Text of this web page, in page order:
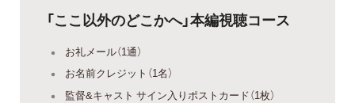
「ここ以外のどこかへ」本編視聴コース
お礼メール（1通）
お名前クレジット（1名）
監督&キャスト サイン入りポストカード（1枚）